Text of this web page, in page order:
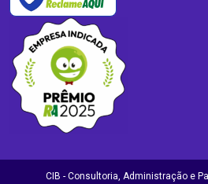
CIB - Consultoria, Administração e